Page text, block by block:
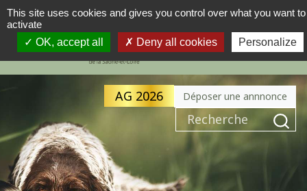
NAVIGATION PRINCIPALE
MENU
AG 2026 Déposer une annnonce
Recherche pour :
This site uses cookies and gives you control over what you want to
activate
OK, accept all
Deny all cookies Personalize